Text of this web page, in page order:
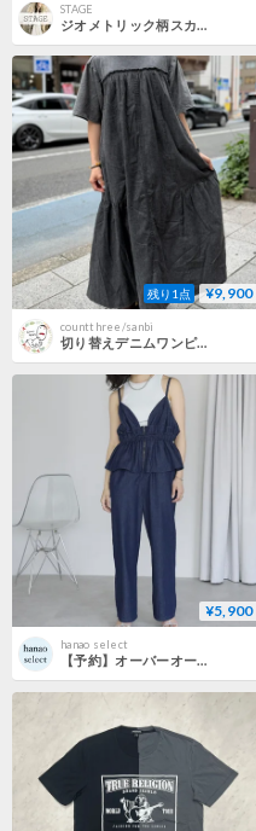
STAGE
ジオメトリック柄スカート
残り1点 ¥9,900
countthree/sanbi
切り替えデニムワンピース-ブラック-
¥5,900
hanao select
【予約】オーバーオール デニムペプラム コンビネゾン